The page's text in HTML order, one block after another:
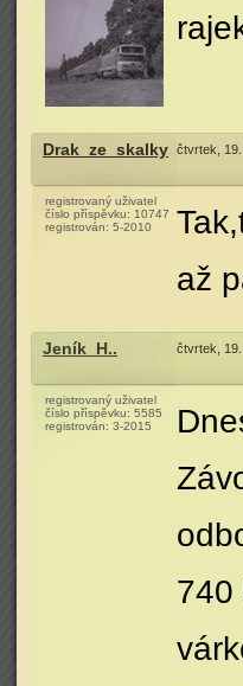
Drak_ze_skalky čtvrtek,
registrovaný uživatel
číslo příspěvku: 10747
registrován: 5-2010
až
Jeník_H.. čtvrtek,
registrovaný uživatel
číslo příspěvku: 5585
registrován: 3-2015
740